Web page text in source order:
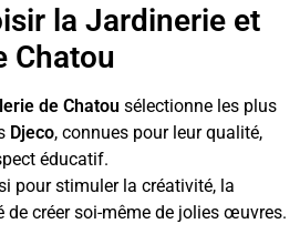
la Jardinerie et
Chatou
de Chatou sélectionne les plus
Djeco, connues pour leur qualité,
éducatif.
pour stimuler la créativité, la
de créer soi-même de jolies œuvres.